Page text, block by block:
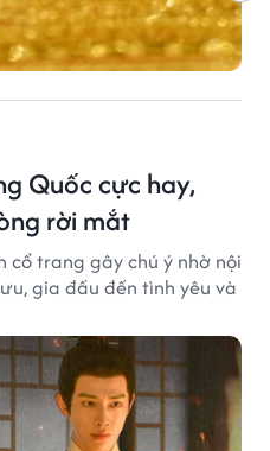
Quốc cực hay,
rời mắt
trang gây chú ý nhờ nội
gia đấu đến tình yêu và